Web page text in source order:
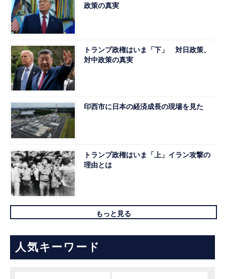
政策の真実
トランプ政権はいま「下」 対日政策、
対中政策の真実
印西市に日本の経済成長の現場を見た
トランプ政権はいま「上」イラン攻撃の
理由とは
もっと見る
人気キーワード